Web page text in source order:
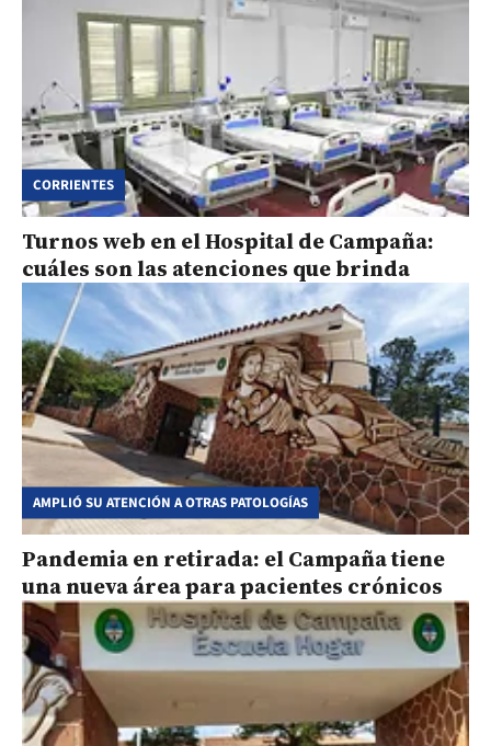
CORRIENTES
Turnos web en el Hospital de Campaña:
cuáles son las atenciones que brinda
AMPLIÓ SU ATENCIÓN A OTRAS PATOLOGÍAS
Pandemia en retirada: el Campaña tiene
una nueva área para pacientes crónicos